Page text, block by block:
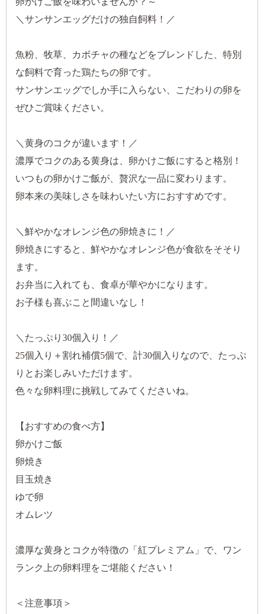
＼サンサンエッグだけの独自飼料！／
魚粉、牧草、カボチャの種などをブレンドした、特別
な飼料で育った鶏たちの卵です。
サンサンエッグでしか手に入らない、こだわりの卵を
ぜひご賞味ください。
＼黄身のコクが違います！／
濃厚でコクのある黄身は、卵かけご飯にすると格別！
いつもの卵かけご飯が、贅沢な一品に変わります。
卵本来の美味しさを味わいたい方におすすめです。
＼鮮やかなオレンジ色の卵焼きに！／
卵焼きにすると、鮮やかなオレンジ色が食欲をそそり
ます。
お弁当に入れても、食卓が華やかになります。
お子様も喜ぶこと間違いなし！
＼たっぷり30個入り！／
25個入り＋割れ補償5個で、計30個入りなので、たっぷ
りとお楽しみいただけます。
色々な卵料理に挑戦してみてくださいね。
【おすすめの食べ方】
卵かけご飯
卵焼き
目玉焼き
ゆで卵
オムレツ
濃厚な黄身とコクが特徴の「紅プレミアム」で、ワン
ランク上の卵料理をご堪能ください！
＜注意事項＞